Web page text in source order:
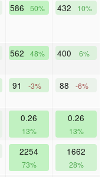
586 50% 432 10%
562 48% 400 6%
91 -3% 88 -6%
0.26
13%
0.26
13%
2254
73%
1662
28%